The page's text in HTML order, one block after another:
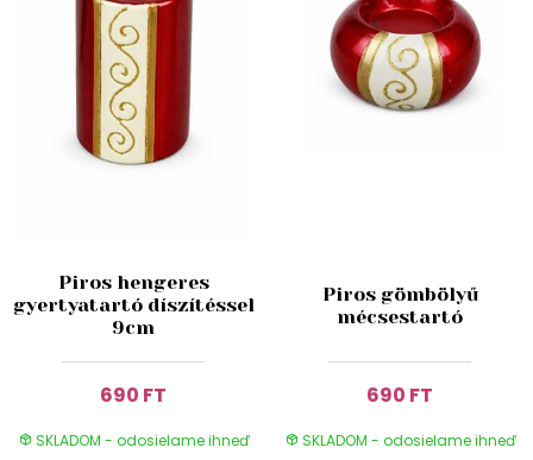
Piros hengeres
gyertyatartó díszítéssel
9cm
690 FT
SKLADOM - odosielame ihneď
Piros gömbölyű
mécsestartó
690 FT
SKLADOM - odosielame ihneď